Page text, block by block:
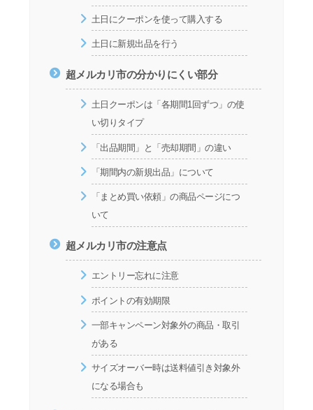
土日にクーポンを使って購入する
土日に新規出品を行う
超メルカリ市の分かりにくい部分
土日クーポンは「各期間1回ずつ」の使
い切りタイプ
「出品期間」と「売却期間」の違い
「期間内の新規出品」について
「まとめ買い依頼」の商品ページにつ
いて
超メルカリ市の注意点
エントリー忘れに注意
ポイントの有効期限
一部キャンペーン対象外の商品・取引
がある
サイズオーバー時は送料値引き対象外
になる場合も